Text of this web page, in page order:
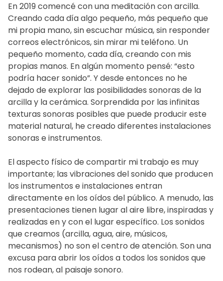
En 2019 comencé con una meditación con arcilla.
Creando cada día algo pequeño, más pequeño que
mi propia mano, sin escuchar música, sin responder
correos electrónicos, sin mirar mi teléfono. Un
pequeño momento, cada día, creando con mis
propias manos. En algún momento pensé: “esto
podría hacer sonido”. Y desde entonces no he
dejado de explorar las posibilidades sonoras de la
arcilla y la cerámica. Sorprendida por las infinitas
texturas sonoras posibles que puede producir este
material natural, he creado diferentes instalaciones
sonoras e instrumentos.
El aspecto físico de compartir mi trabajo es muy
importante; las vibraciones del sonido que producen
los instrumentos e instalaciones entran
directamente en los oídos del público. A menudo, las
presentaciones tienen lugar al aire libre, inspiradas y
realizadas en y con el lugar específico. Los sonidos
que creamos (arcilla, agua, aire, músicos,
mecanismos) no son el centro de atención. Son una
excusa para abrir los oídos a todos los sonidos que
nos rodean, al paisaje sonoro.